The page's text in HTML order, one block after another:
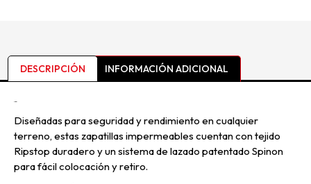
DESCRIPCIÓN INFORMACIÓN ADICIONAL
Diseñadas para seguridad y rendimiento en cualquier
terreno, estas zapatillas impermeables cuentan con tejido
Ripstop duradero y un sistema de lazado patentado Spinon
para fácil colocación y retiro.